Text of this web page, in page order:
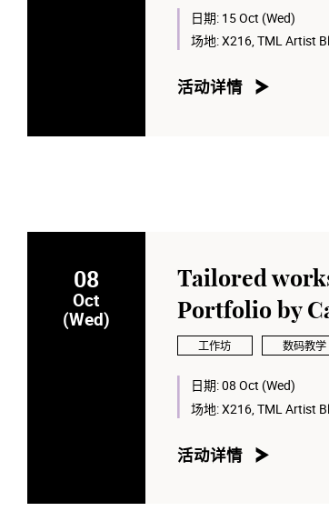
日期: 15 Oct (Wed)
场地:X216, TML Artist
活动详情
08
Oct
(Wed)
Tailored
Portfolio by
工作坊 数码教学
日期:08 Oct (Wed)
场地:X216, TML Artist
活动详情